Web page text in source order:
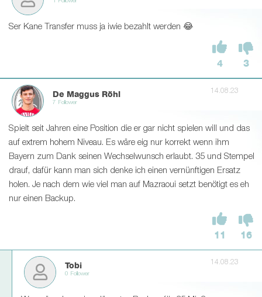
1 Follower
Ser Kane Transfer muss ja iwie bezahlt werden 😂
4 3
De Maggus Röhl
7 Follower
14.08.23
Spielt seit Jahren eine Position die er gar nicht spielen will und das
auf extrem hohem Niveau. Es wäre eig nur korrekt wenn ihm
Bayern zum Dank seinen Wechselwunsch erlaubt. 35 und Stempel
drauf, dafür kann man sich denke ich einen vernünftigen Ersatz
holen. Je nach dem wie viel man auf Mazraoui setzt benötigt es eh
nur einen Backup.
11 16
Tobi
0 Follower
14.08.23